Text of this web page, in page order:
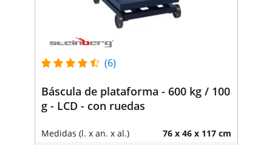
(6)
Báscula de plataforma - 600 kg / 100
g - LCD - con ruedas
Medidas (l. x an. x al.) 76 x 46 x 117 cm